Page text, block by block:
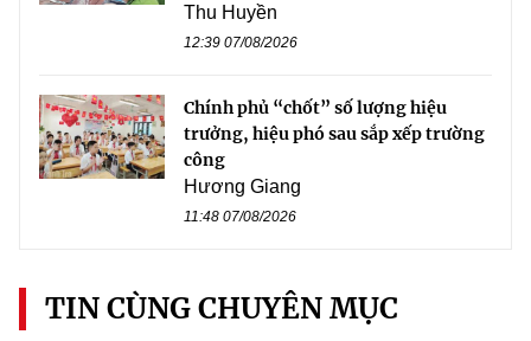
Thu Huyền
12:39 07/08/2026
Chính phủ “chốt” số lượng hiệu
trưởng, hiệu phó sau sắp xếp trường
công
Hương Giang
11:48 07/08/2026
TIN CÙNG CHUYÊN MỤC